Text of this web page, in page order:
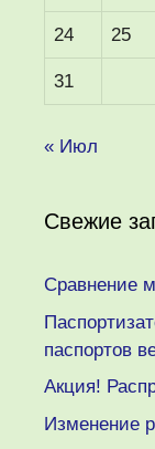
24 25
31
« Июл
Свежие
Сравнение
паспортов
Акция!
Изменение